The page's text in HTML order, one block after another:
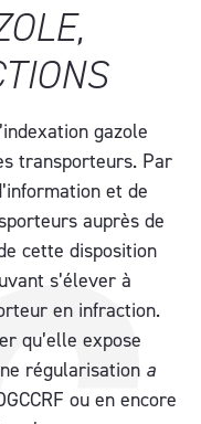
gazole
transporteurs. Par
et de
auprès de
cette disposition
s’élever à
en infraction.
qu’elle expose
régularisation a
ou en encore